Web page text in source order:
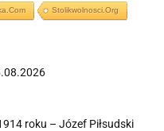
Stolikwolnosci.org
roku – Józef Piłsudski